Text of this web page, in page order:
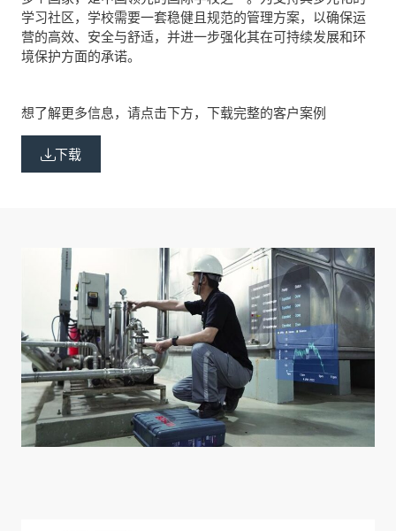
学习社区，学校需要一套稳健且规范的管理方案，以确保运
营的高效、安全与舒适，并进一步强化其在可持续发展和环
境保护方面的承诺。
想了解更多信息，请点击下方，下载完整的客户案例
下载